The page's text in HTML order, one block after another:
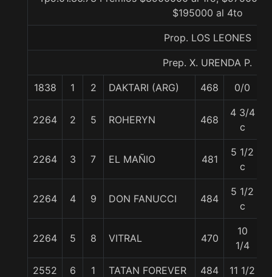
$195000 al 4to
Prop. LOS LEONES
Prep. X. URENDA P.
1838 1 2 DAKTARI (ARG) 468 0/0
2264 2 5 ROHERYN 468
4 3/4
c
2264 3 7 EL MAÑIO 481
5 1/2
c
2264 4 9 DON FANUCCI 484
5 1/2
c
2264 5 8 VITRAL 470
10
1/4
2552 6 1 TATAN FOREVER 484 11 1/2